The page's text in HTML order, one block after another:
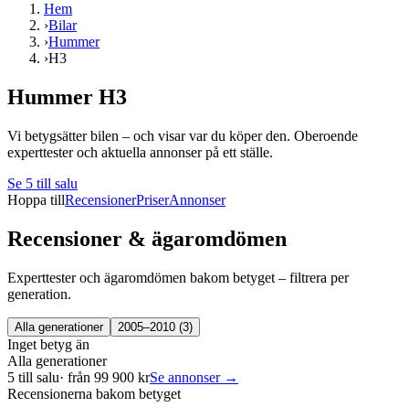
Hem
›Bilar
›Hummer
›H3
Hummer H3
Vi betygsätter bilen – och visar var du köper den. Oberoende
experttester och aktuella annonser på ett ställe.
Se 5 till salu
Hoppa tillRecensionerPriserAnnonser
Recensioner & ägaromdömen
Experttester och ägaromdömen bakom betyget – filtrera per
generation.
Alla generationer 2005–2010 (3)
Inget betyg än
Alla generationer
5 till salu· från 99 900 krSe annonser →
Recensionerna bakom betyget